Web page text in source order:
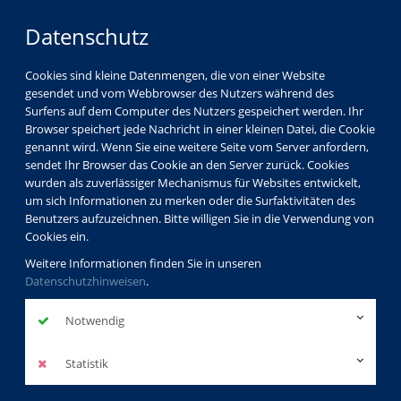
Datenschutz
Cookies sind kleine Datenmengen, die von einer Website
gesendet und vom Webbrowser des Nutzers während des
Surfens auf dem Computer des Nutzers gespeichert werden. Ihr
Browser speichert jede Nachricht in einer kleinen Datei, die Cookie
genannt wird. Wenn Sie eine weitere Seite vom Server anfordern,
sendet Ihr Browser das Cookie an den Server zurück. Cookies
wurden als zuverlässiger Mechanismus für Websites entwickelt,
um sich Informationen zu merken oder die Surfaktivitäten des
Benutzers aufzuzeichnen. Bitte willigen Sie in die Verwendung von
Cookies ein.
Weitere Informationen finden Sie in unseren
Datenschutzhinweisen.
Notwendig
Statistik
Programm Gesundheit
Gesundheitsbildung
flächendeckendes und breit gefächertes Angebot zur
Gesundheitsbildung, das allen Menschen dabei